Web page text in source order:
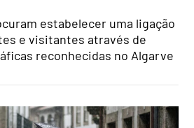
estabelecer uma ligação
e visitantes através de
reconhecidas no Algarve